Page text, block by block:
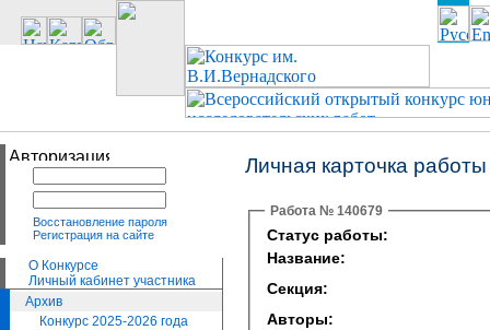
Восстановление пароля
Регистрация на сайте
О Конкурсе
Личный кабинет участника
Архив
Конкурс 2025-2026 года
Личная карточка работы
Работа № 140679
Статус работы:
Название:
Секция:
Авторы: